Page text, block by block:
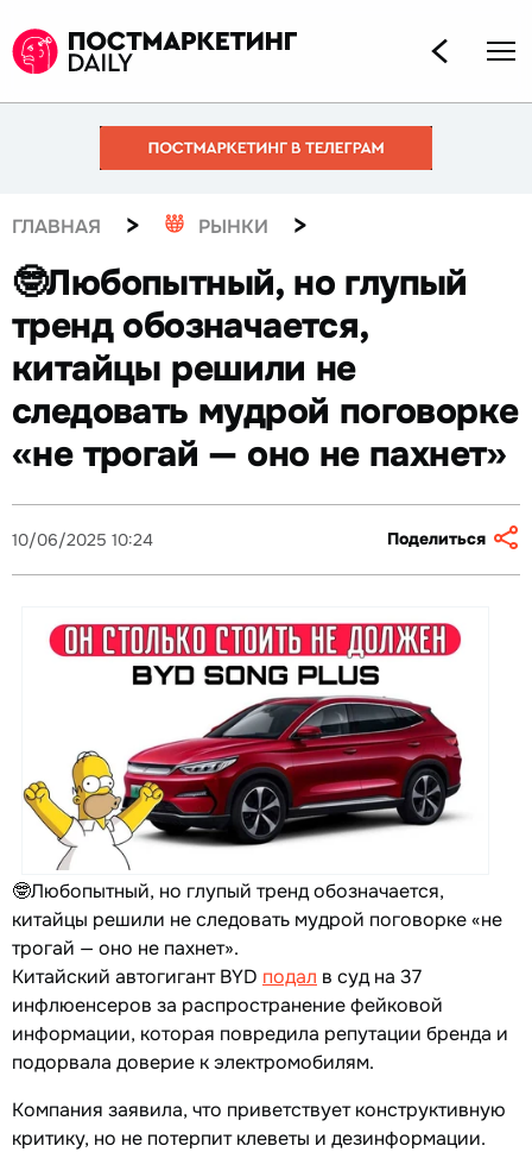
ГЛАВНАЯ > РЫНКИ >
🤓Любопытный, но глупый
тренд обозначается,
китайцы решили не
следовать мудрой поговорке
«не трогай — оно не пахнет»
10/06/2025 10:24 Поделиться
🤓Любопытный, но глупый тренд обозначается,
китайцы решили не следовать мудрой поговорке «не
трогай — оно не пахнет».
Китайский автогигант BYD подал в суд на 37
инфлюенсеров за распространение фейковой
информации, которая повредила репутации бренда и
подорвала доверие к электромобилям.
Компания заявила, что приветствует конструктивную
критику, но не потерпит клеветы и дезинформации.